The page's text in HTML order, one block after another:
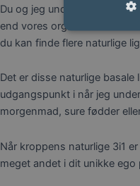
Du og jeg underordnet dit
end vores organers
du kan finde flere naturlige
Det er disse naturlige
udgangspunkt i når jeg
morgenmad, sure fødder
Når kroppens naturlige 3i1
meget andet i dit unikke ego